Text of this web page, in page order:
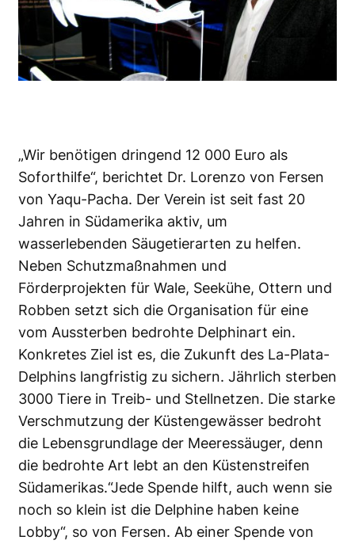
„Wir benötigen dringend 12 000 Euro als
Soforthilfe“, berichtet Dr. Lorenzo von Fersen
von Yaqu-Pacha. Der Verein ist seit fast 20
Jahren in Südamerika aktiv, um
wasserlebenden Säugetierarten zu helfen.
Neben Schutzmaßnahmen und
Förderprojekten für Wale, Seekühe, Ottern und
Robben setzt sich die Organisation für eine
vom Aussterben bedrohte Delphinart ein.
Konkretes Ziel ist es, die Zukunft des La-Plata-
Delphins langfristig zu sichern. Jährlich sterben
3000 Tiere in Treib- und Stellnetzen. Die starke
Verschmutzung der Küstengewässer bedroht
die Lebensgrundlage der Meeressäuger, denn
die bedrohte Art lebt an den Küstenstreifen
Südamerikas.“Jede Spende hilft, auch wenn sie
noch so klein ist die Delphine haben keine
Lobby“, so von Fersen. Ab einer Spende von